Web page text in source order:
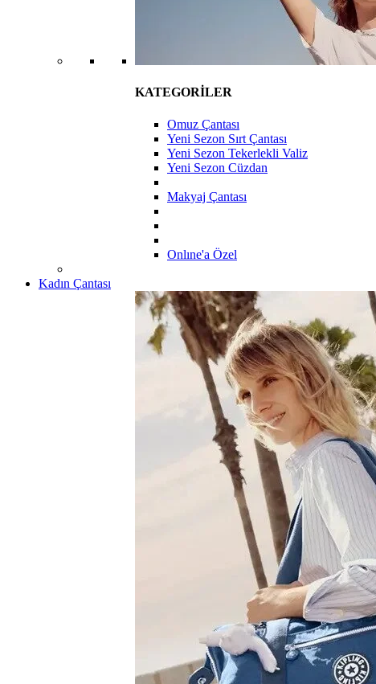
KATEGORİLER
Omuz Çantası
Yeni Sezon Sırt Çantası
Yeni Sezon Tekerlekli Valiz
Yeni Sezon Cüzdan
Makyaj Çantası
Onlıne'a Özel
Kadın Çantası